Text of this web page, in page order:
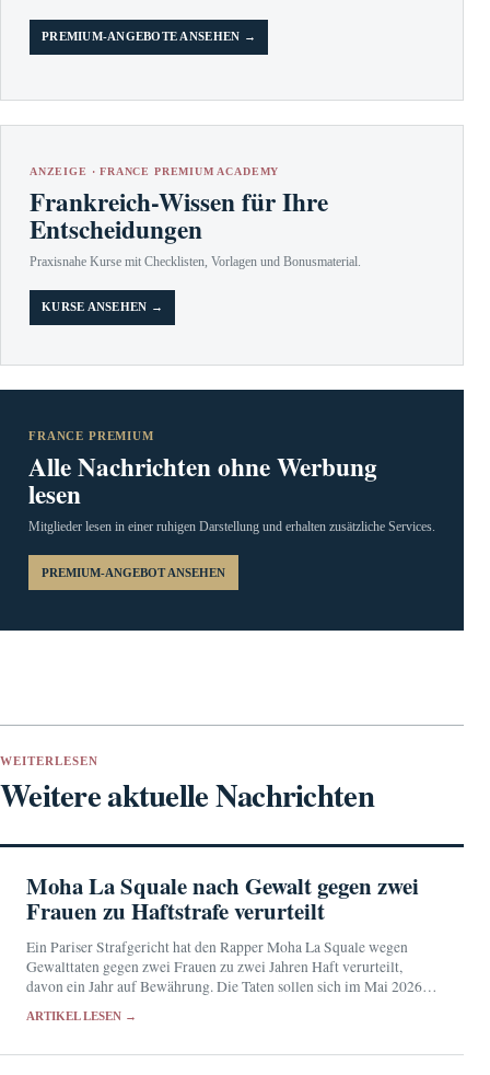
PREMIUM-ANGEBOTE ANSEHEN →
ANZEIGE · FRANCE PREMIUM ACADEMY
Frankreich-Wissen für Ihre
Entscheidungen
Praxisnahe Kurse mit Checklisten, Vorlagen und Bonusmaterial.
KURSE ANSEHEN →
FRANCE PREMIUM
Alle Nachrichten ohne Werbung
lesen
Mitglieder lesen in einer ruhigen Darstellung und erhalten zusätzliche Services.
PREMIUM-ANGEBOT ANSEHEN
WEITERLESEN
Weitere aktuelle Nachrichten
Moha La Squale nach Gewalt gegen zwei
Frauen zu Haftstrafe verurteilt
Ein Pariser Strafgericht hat den Rapper Moha La Squale wegen
Gewalttaten gegen zwei Frauen zu zwei Jahren Haft verurteilt,
davon ein Jahr auf Bewährung. Die Taten sollen sich im Mai 2026 in
ARTIKEL LESEN →